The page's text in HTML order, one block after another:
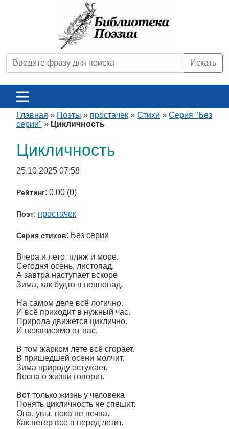
Искать
Главная » Поэты » простачек » Стихи » Серия "Без
серии" » Цикличность
Цикличность
25.10.2025 07:58
Рейтинг: 0,00 (0)
Поэт: простачек
Серия стихов: Без серии
Вчера и лето, пляж и море.
Сегодня осень, листопад.
А завтра наступает вскоре
Зима, как будто в невпопад.
На самом деле всё логично.
И всё приходит в нужный час.
Природа движется циклично.
И независимо от нас.
В том жарком лете всё сгорает.
В пришедшей осени молчит.
Зима природу остужает.
Весна о жизни говорит.
Вот только жизнь у человека
Понять цикличность не спешит.
Она, увы, пока не вечна.
Как ветер всё в перед летит.